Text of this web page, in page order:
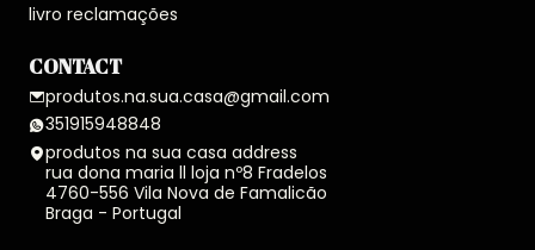
livro reclamações
CONTACT
produtos.na.sua.casa@gmail.com
351915948848
produtos na sua casa address
rua dona maria ll loja nº8 Fradelos
4760-556 Vila Nova de Famalicão
Braga - Portugal